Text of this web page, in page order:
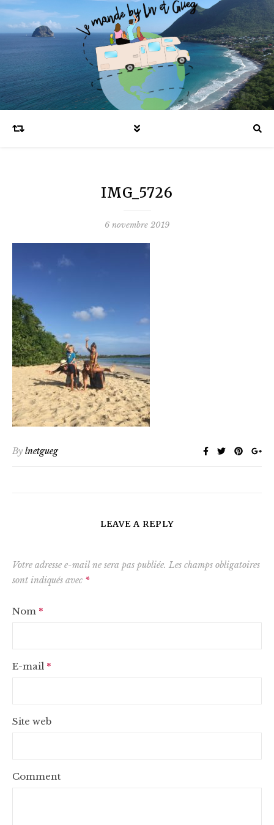
Blog voyages en famille et expatriation
IMG_5726
6 novembre 2019
By lnetgueg
LEAVE A REPLY
Votre adresse e-mail ne sera pas publiée. Les champs obligatoires
sont indiqués avec *
Nom *
E-mail *
Site web
Comment